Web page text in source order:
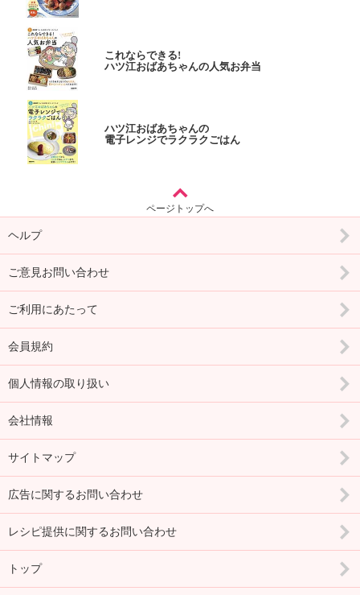
これならできる!
ハツ江おばあちゃんの人気お弁当
ハツ江おばあちゃんの
電子レンジでラクラクごはん
ページトップへ
ヘルプ
ご意見お問い合わせ
ご利用にあたって
会員規約
個人情報の取り扱い
会社情報
サイトマップ
広告に関するお問い合わせ
レシピ提供に関するお問い合わせ
トップ